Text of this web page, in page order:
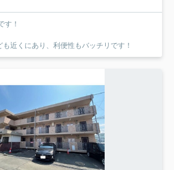
す！
近くにあり、利便性もバッチリです！